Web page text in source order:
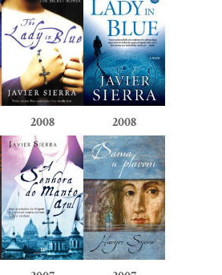
2008 2008